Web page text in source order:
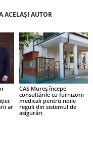
ACELAȘI AUTOR
ar
CAS Mureș începe
consultările cu furnizorii
medicali pentru noile
reguli din sistemul de
asigurări